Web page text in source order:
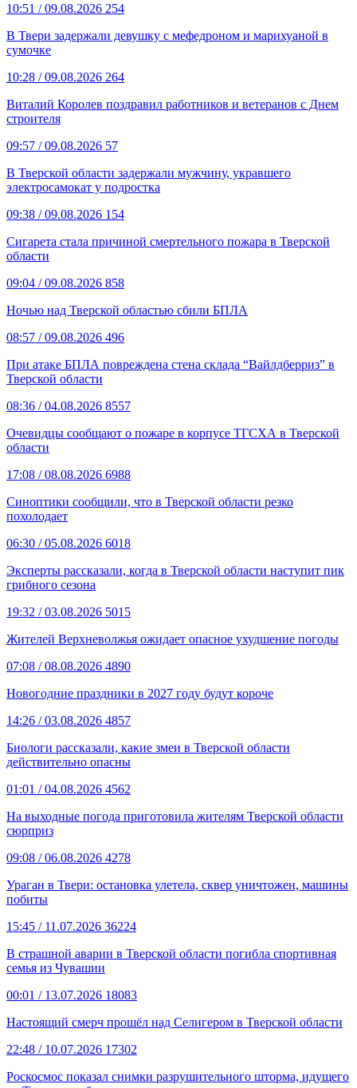
10:51 / 09.08.2026 254
В Твери задержали девушку с мефедроном и марихуаной в
сумочке
10:28 / 09.08.2026 264
Виталий Королев поздравил работников и ветеранов с Днем
строителя
09:57 / 09.08.2026 57
В Тверской области задержали мужчину, укравшего
электросамокат у подростка
09:38 / 09.08.2026 154
Сигарета стала причиной смертельного пожара в Тверской
области
09:04 / 09.08.2026 858
Ночью над Тверской областью сбили БПЛА
08:57 / 09.08.2026 496
При атаке БПЛА повреждена стена склада “Вайлдберриз” в
Тверской области
08:36 / 04.08.2026 8557
Очевидцы сообщают о пожаре в корпусе ТГСХА в Тверской
области
17:08 / 08.08.2026 6988
Синоптики сообщили, что в Тверской области резко
похолодает
06:30 / 05.08.2026 6018
Эксперты рассказали, когда в Тверской области наступит пик
грибного сезона
19:32 / 03.08.2026 5015
Жителей Верхневолжья ожидает опасное ухудшение погоды
07:08 / 08.08.2026 4890
Новогодние праздники в 2027 году будут короче
14:26 / 03.08.2026 4857
Биологи рассказали, какие змеи в Тверской области
действительно опасны
01:01 / 04.08.2026 4562
На выходные погода приготовила жителям Тверской области
сюрприз
09:08 / 06.08.2026 4278
Ураган в Твери: остановка улетела, сквер уничтожен, машины
побиты
15:45 / 11.07.2026 36224
В страшной аварии в Тверской области погибла спортивная
семья из Чувашии
00:01 / 13.07.2026 18083
Настоящий смерч прошёл над Селигером в Тверской области
22:48 / 10.07.2026 17302
Роскосмос показал снимки разрушительного шторма, идущего